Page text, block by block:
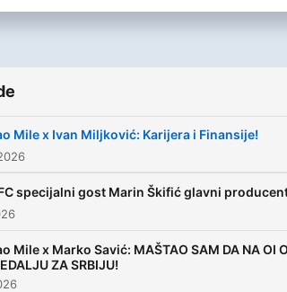
se
značajan za
koristan i
zajednici.
osmišljen sa
Mile x Ivan Miljković: Karijera i Finansije!
specijalni gost Marin Škifić glavni
Mile x Marko Savić: MAŠTAO SAM DA NA OI
ZA SRBIJU!